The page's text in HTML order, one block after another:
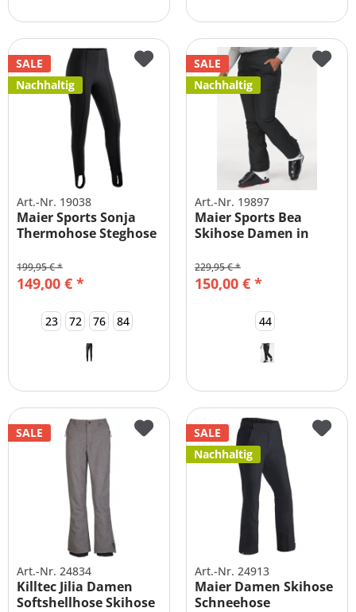
SALE
Nachhaltig
Art.-Nr. 19038
Maier Sports Sonja
Thermohose Steghose
149,00 € *
199,95 € *
23 72 76 84
SALE
Nachhaltig
Art.-Nr. 19897
Maier Sports Bea
Skihose Damen in
150,00 € *
229,95 € *
44
SALE
Art.-Nr. 24834
Killtec Jilia Damen
Softshellhose Skihose
SALE
Nachhaltig
Art.-Nr. 24913
Maier Damen Skihose
Schneehose